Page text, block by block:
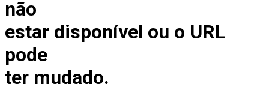
não
estar disponível ou o URL
pode
ter mudado.